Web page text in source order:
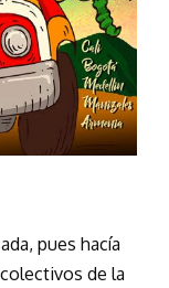
pues hacía
de la